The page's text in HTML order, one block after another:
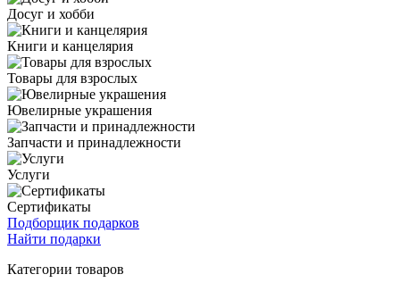
Досуг и хобби
Книги и канцелярия
Товары для взрослых
Ювелирные украшения
Запчасти и принадлежности
Услуги
Сертификаты
Подборщик подарков
Найти подарки
Категории товаров